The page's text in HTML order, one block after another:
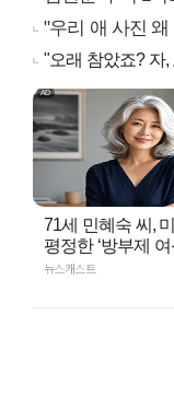
"우리 애 사진
"오래 참았죠? 자
71세 민혜숙 씨,
평정한 ‘방부제 여
뉴스캐스트